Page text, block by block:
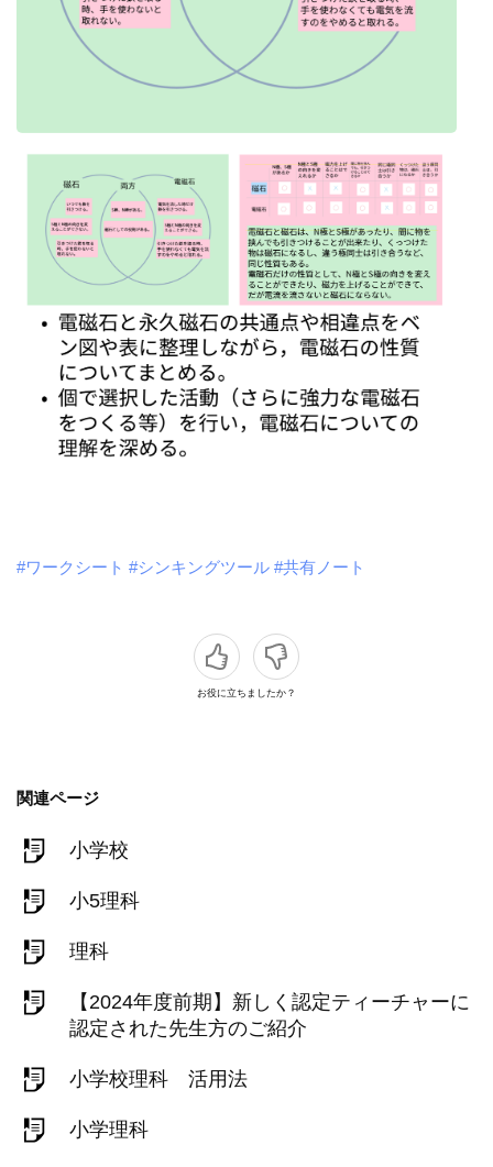
#ワークシート #シンキングツール #共有ノート
お役に立ちましたか？
関連ページ
小学校
小5理科
理科
【2024年度前期】新しく認定ティーチャーに
認定された先生方のご紹介
小学校理科 活用法
小学理科